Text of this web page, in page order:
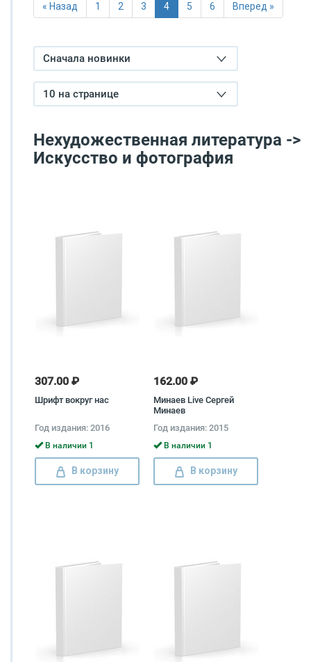
« Назад 1 2 3 4 5 6 Вперед »
Сначала новинки
10 на странице
Нехудожественная литература ->
Искусство и фотография
307.00 ₽
Шрифт вокруг нас
Год издания: 2016
В наличии 1
В корзину
162.00 ₽
Минаев Live Сергей
Минаев
Год издания: 2015
В наличии 1
В корзину